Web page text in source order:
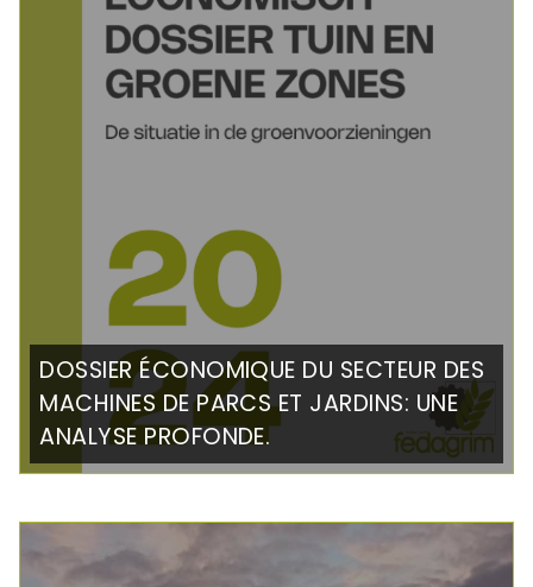
DOSSIER ÉCONOMIQUE DU SECTEUR DES
MACHINES DE PARCS ET JARDINS: UNE
ANALYSE PROFONDE.